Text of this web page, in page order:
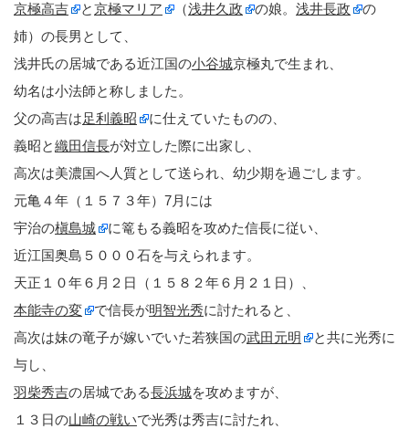
京極高吉
と京極マリア （浅井久政 の娘。 浅井長政
の
姉）の長男として、
浅井氏の居城である近江国の小谷城京極丸で生まれ、
幼名は小法師と称しました。
父の高吉は足利義昭
に仕えていたものの、
義昭と織田信長が対立した際に出家し、
高次は美濃国へ人質として送られ、幼少期を過ごします。
元亀４年（１５７３年）7月には
宇治の槇島城
に篭もる義昭を攻めた信長に従い、
近江国奥島５０００石を与えられます。
天正１０年６月２日（１５８２年６月２１日）、
本能寺の変
で信長が明智光秀に討たれると、
高次は妹の竜子が嫁いでいた若狭国の武田元明
と共に光秀に
与し、
羽柴秀吉の居城である長浜城を攻めますが、
１３日の山崎の戦いで光秀は秀吉に討たれ、